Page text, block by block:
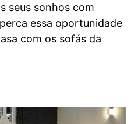
seus sonhos com
essa oportunidade
com os sofás da